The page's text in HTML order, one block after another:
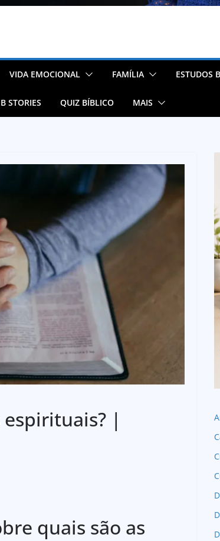
VIDA EMOCIONAL FAMÍLIA ESTUDOS
STORIES QUIZ BÍBLICO MAIS
|
quais são as